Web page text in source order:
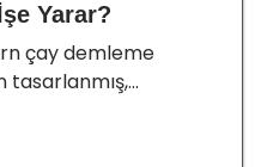
Yarar?
çay demleme
tasarlanmış,...